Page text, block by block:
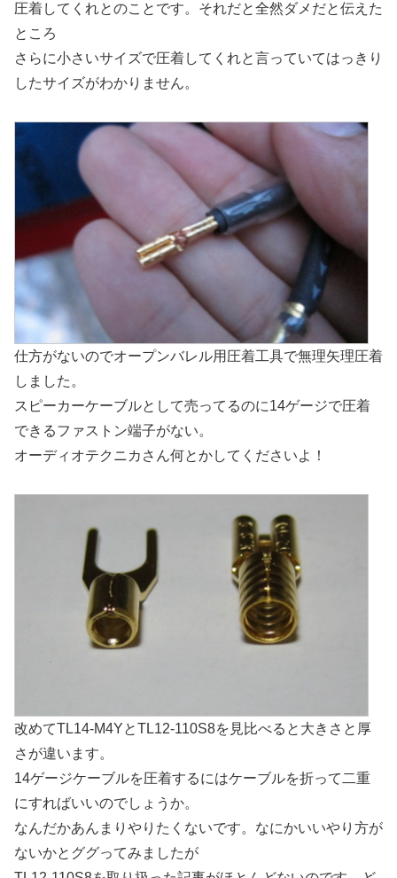
圧着してくれとのことです。それだと全然ダメだと伝えた
ところ
さらに小さいサイズで圧着してくれと言っていてはっきり
したサイズがわかりません。
仕方がないのでオープンバレル用圧着工具で無理矢理圧着
しました。
スピーカーケーブルとして売ってるのに14ゲージで圧着
できるファストン端子がない。
オーディオテクニカさん何とかしてくださいよ！
改めてTL14-M4YとTL12-110S8を見比べると大きさと厚
さが違います。
14ゲージケーブルを圧着するにはケーブルを折って二重
にすればいいのでしょうか。
なんだかあんまりやりたくないです。なにかいいやり方が
ないかとググってみましたが